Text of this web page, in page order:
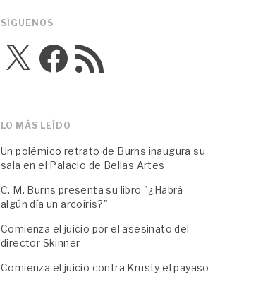
SÍGUENOS
X FacebookFeed
RSS
LO MÁS LEÍDO
Un polémico retrato de Burns inaugura su
sala en el Palacio de Bellas Artes
C. M. Burns presenta su libro "¿Habrá
algún día un arcoíris?"
Comienza el juicio por el asesinato del
director Skinner
Comienza el juicio contra Krusty el payaso